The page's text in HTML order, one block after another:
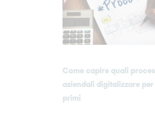
Come capire quali
aziendali digitalizzare per
primi